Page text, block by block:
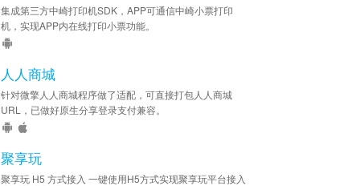
集成第三方中崎打印机SDK，APP可通信中崎小票打印
机，实现APP内在线打印小票功能。
人人商城
针对微擎人人商城程序做了适配，可直接打包人人商城
URL，已做好原生分享登录支付兼容。
聚享玩
聚享玩 H5 方式接入 一键使用H5方式实现聚享玩平台接入